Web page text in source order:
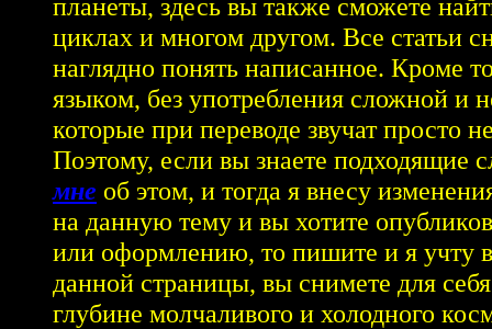
планеты, здесь вы также сможете
циклах и многом другом. Все статьи
наглядно понять написанное. Кроме
языком, без употребления сложной и
которые при переводе звучат просто
Поэтому, если вы знаете подходящие
мне об этом, и тогда я внесу
на данную тему и вы хотите
или оформлению, то пишите и я учту
данной страницы, вы снимете для
глубине молчаливого и холодного